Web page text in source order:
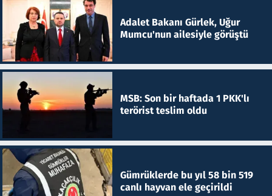
Adalet Bakanı Gürlek, Uğur
Mumcu'nun ailesiyle görüştü
MSB: Son bir haftada 1 PKK'lı
terörist teslim oldu
Gümrüklerde bu yıl 58 bin 519
canlı hayvan ele geçirildi